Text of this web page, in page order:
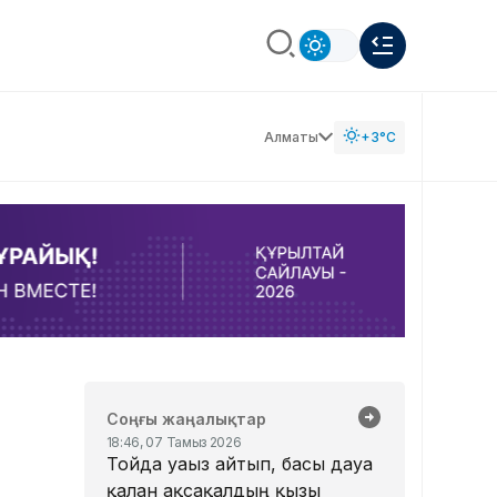
Алматы +3°C
Соңғы жаңалықтар
18:46, 07 Тамыз 2026
Тойда уағыз айтып, басы дауға
қалған ақсақалдың қызы